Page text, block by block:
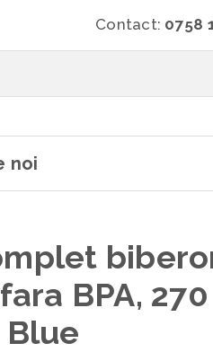
Contact: 0758
noi
BPA,
Blue